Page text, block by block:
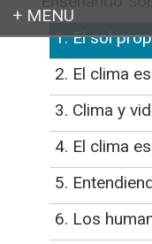
Educator Support
Sobre El Clima > 1. El sol
El Sol es
Energía
la Tierra.
Initial
DOI |Cite this
1. El sol
2. El clima
3. Clima y
4. El clima
5.
6. Los